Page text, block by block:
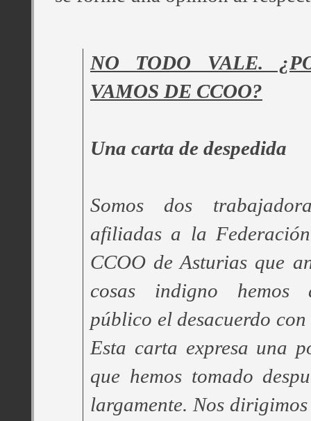
NO TODO VALE.
VAMOS DE CCOO?
Una carta de despedida
Somos dos
afiliadas a la
CCOO de Asturias que
cosas indigno hemos
público el desacuerdo
Esta carta expresa una
que hemos tomado
largamente. Nos